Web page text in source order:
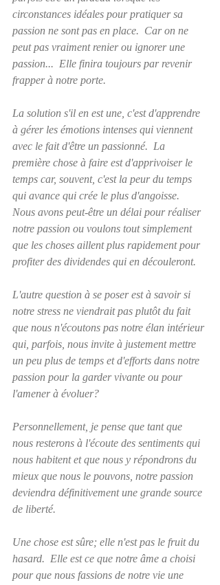
circonstances idéales pour pratiquer sa
passion ne sont pas en place.  Car on ne
peut pas vraiment renier ou ignorer une
passion...  Elle finira toujours par revenir
frapper à notre porte.
La solution s'il en est une, c'est d'apprendre
à gérer les émotions intenses qui viennent
avec le fait d'être un passionné.  La
première chose à faire est d'apprivoiser le
temps car, souvent, c'est la peur du temps
qui avance qui crée le plus d'angoisse.
Nous avons peut-être un délai pour réaliser
notre passion ou voulons tout simplement
que les choses aillent plus rapidement pour
profiter des dividendes qui en découleront.
L'autre question à se poser est à savoir si
notre stress ne viendrait pas plutôt du fait
que nous n'écoutons pas notre élan intérieur
qui, parfois, nous invite à justement mettre
un peu plus de temps et d'efforts dans notre
passion pour la garder vivante ou pour
l'amener à évoluer?
Personnellement, je pense que tant que
nous resterons à l'écoute des sentiments qui
nous habitent et que nous y répondrons du
mieux que nous le pouvons, notre passion
deviendra définitivement une grande source
de liberté.
Une chose est sûre; elle n'est pas le fruit du
hasard.  Elle est ce que notre âme a choisi
pour que nous fassions de notre vie une